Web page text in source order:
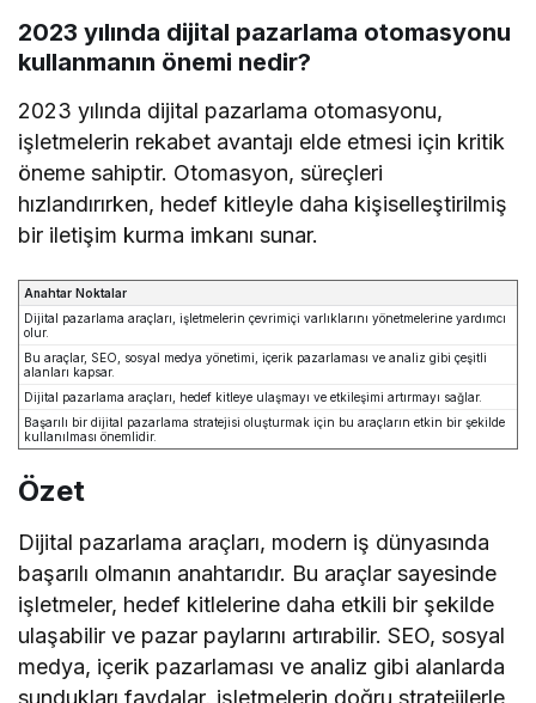
2023 yılında dijital pazarlama otomasyonu
kullanmanın önemi nedir?
2023 yılında dijital pazarlama otomasyonu,
işletmelerin rekabet avantajı elde etmesi için kritik
öneme sahiptir. Otomasyon, süreçleri
hızlandırırken, hedef kitleyle daha kişiselleştirilmiş
bir iletişim kurma imkanı sunar.
Anahtar Noktalar
Dijital pazarlama araçları, işletmelerin çevrimiçi varlıklarını yönetmelerine yardımcı
olur.
Bu araçlar, SEO, sosyal medya yönetimi, içerik pazarlaması ve analiz gibi çeşitli
alanları kapsar.
Dijital pazarlama araçları, hedef kitleye ulaşmayı ve etkileşimi artırmayı sağlar.
Başarılı bir dijital pazarlama stratejisi oluşturmak için bu araçların etkin bir şekilde
kullanılması önemlidir.
Özet
Dijital pazarlama araçları, modern iş dünyasında
başarılı olmanın anahtarıdır. Bu araçlar sayesinde
işletmeler, hedef kitlelerine daha etkili bir şekilde
ulaşabilir ve pazar paylarını artırabilir. SEO, sosyal
medya, içerik pazarlaması ve analiz gibi alanlarda
sundukları faydalar, işletmelerin doğru stratejilerle